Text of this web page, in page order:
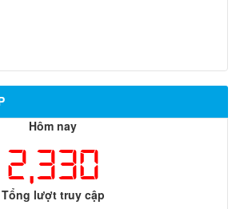
Hôm nay
2,330
Tổng lượt truy cập